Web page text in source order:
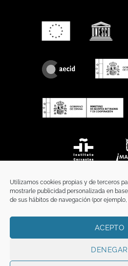
Utilizamos cookies propias y de terceros
mostrarle publicidad personalizada en
de sus hábitos de navegación (por
ACEPTO
DENEGAR
TÉRMINOS Y
Copyright 2026 ©FunciFUNCI es titular